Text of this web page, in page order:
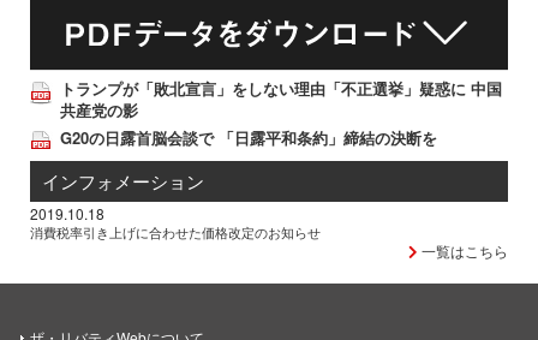
トランプが「敗北宣言」をしない理由「不正選挙」疑惑に 中国
共産党の影
G20の日露首脳会談で 「日露平和条約」締結の決断を
インフォメーション
2019.10.18
消費税率引き上げに合わせた価格改定のお知らせ
一覧はこちら